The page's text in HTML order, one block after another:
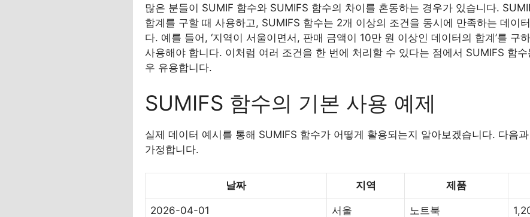
많은 분들이 SUMIF 함수와 SUMIFS 함수의 차이를 혼동하는 경우가 있습니다.
합계를 구할 때 사용하고, SUMIFS 함수는 2개 이상의 조건을 동시에 만족하는 데이
다. 예를 들어, ‘지역이 서울이면서, 판매 금액이 10만 원 이상인 데이터의 합계’를 구
사용해야 합니다. 이처럼 여러 조건을 한 번에 처리할 수 있다는 점에서 SUMIFS 함
우 유용합니다.
SUMIFS 함수의 기본 사용 예제
실제 데이터 예시를 통해 SUMIFS 함수가 어떻게 활용되는지 알아보겠습니다. 다음
가정합니다.
날짜 지역 제품
2026-04-01 서울 노트북